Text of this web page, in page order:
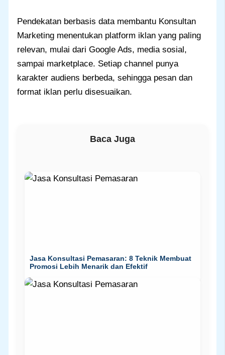
Pendekatan berbasis data membantu Konsultan
Marketing menentukan platform iklan yang paling
relevan, mulai dari Google Ads, media sosial,
sampai marketplace. Setiap channel punya
karakter audiens berbeda, sehingga pesan dan
format iklan perlu disesuaikan.
Baca Juga
Jasa Konsultasi Pemasaran: 8 Teknik Membuat
Promosi Lebih Menarik dan Efektif